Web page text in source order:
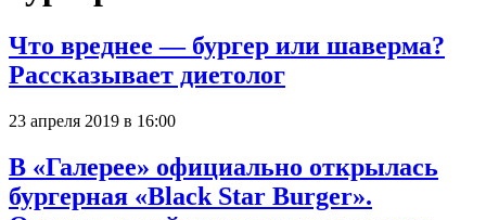
Что вреднее — бургер или шаверма?
Рассказывает диетолог
23 апреля 2019 в 16:00
В «Галерее» официально открылась
бургерная «Black Star Burger».